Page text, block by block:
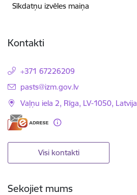
Sīkdatņu izvēles maiņa
Kontakti
+371 67226209
E-pasts:
pasts@izm.gov.lv
Vaļņu iela 2, Rīga, LV-1050, Latvija
Visi kontakti
Sekojiet mums